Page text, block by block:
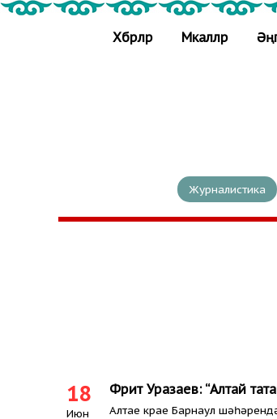
Хәбәрләр Мәкаләләр
Журналистика
18
Июн
Фәрит Уразаев: “Алтай
Алтае крае Барнаул